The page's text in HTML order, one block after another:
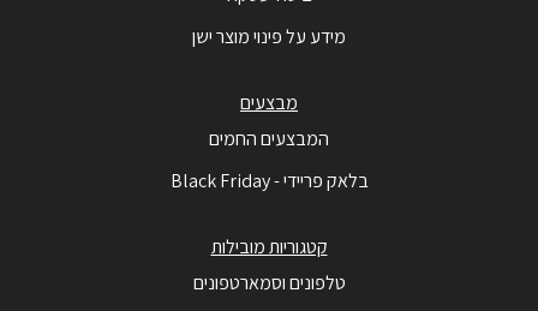
מידע על פינוי מוצר ישן
מבצעים
המבצעים החמים
בלאק פריידי - Black Friday
קטגוריות מובילות
טלפונים וסמארטפונים